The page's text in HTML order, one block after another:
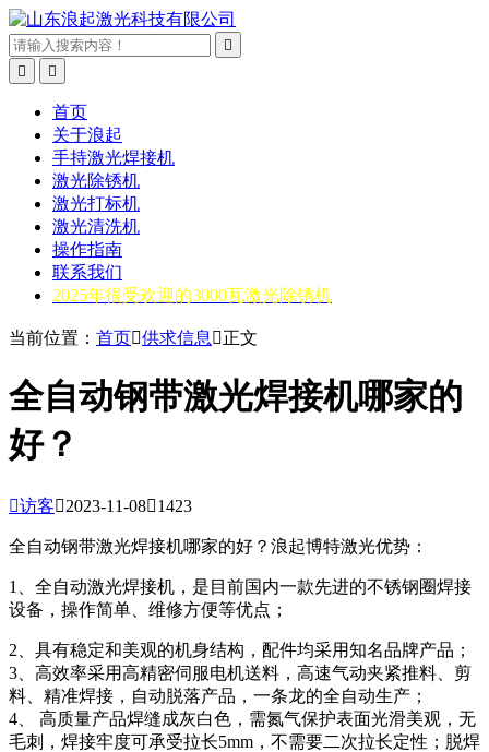



首页
关于浪起
手持激光焊接机
激光除锈机
激光打标机
激光清洗机
操作指南
联系我们
2025年很受欢迎的3000瓦激光除锈机
当前位置： 首页供求信息 正文
全自动钢带激光焊接机哪家的
好？
访客2023-11-081423
全自动钢带激光焊接机哪家的好？浪起博特激光优势：
1、全自动激光焊接机，是目前国内一款先进的不锈钢圈焊接
设备，操作简单、维修方便等优点；
2、具有稳定和美观的机身结构，配件均采用知名品牌产品；
3、高效率采用高精密伺服电机送料，高速气动夹紧推料、剪
料、精准焊接，自动脱落产品，一条龙的全自动生产；
4、 高质量产品焊缝成灰白色，需氮气保护表面光滑美观，无
毛刺，焊接牢度可承受拉长5mm，不需要二次拉长定性；脱焊